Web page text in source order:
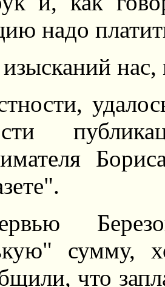
надо
изысканий
сумму,
что